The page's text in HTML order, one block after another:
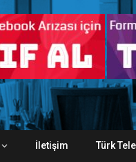
İletişim Türk